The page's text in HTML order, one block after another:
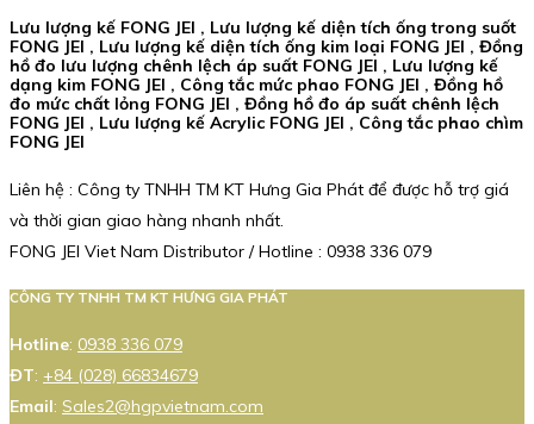
Lưu lượng kế FONG JEI , Lưu lượng kế diện tích ống trong suốt
FONG JEI , Lưu lượng kế diện tích ống kim loại FONG JEI , Đồng
hồ đo lưu lượng chênh lệch áp suất FONG JEI , Lưu lượng kế
dạng kim FONG JEI , Công tắc mức phao FONG JEI , Đồng hồ
đo mức chất lỏng FONG JEI , Đồng hồ đo áp suất chênh lệch
FONG JEI , Lưu lượng kế Acrylic FONG JEI , Công tắc phao chìm
FONG JEI
Liên hệ : Công ty TNHH TM KT Hưng Gia Phát để được hỗ trợ giá
và thời gian giao hàng nhanh nhất.
FONG JEI Viet Nam Distributor / Hotline : 0938 336 079
CÔNG TY TNHH TM KT HƯNG GIA PHÁT
Hotline: 0938 336 079
ĐT: +84 (028) 66834679
Email: Sales2@hgpvietnam.com